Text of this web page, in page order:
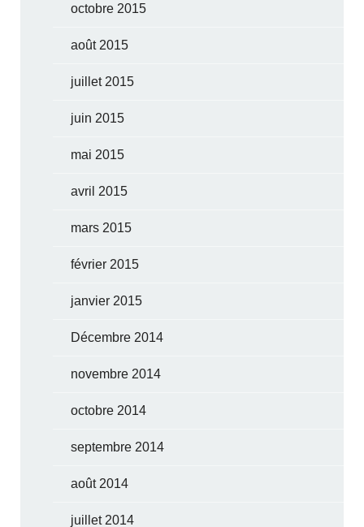
octobre 2015
août 2015
juillet 2015
juin 2015
mai 2015
avril 2015
mars 2015
février 2015
janvier 2015
Décembre 2014
novembre 2014
octobre 2014
septembre 2014
août 2014
juillet 2014